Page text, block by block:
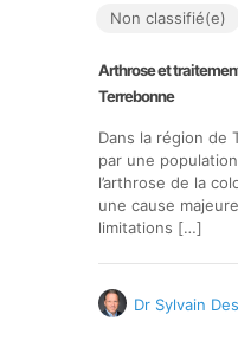
Non classifié(e)
Arthrose et
Terrebonne
Dans la région de
par une
l’arthrose de la
une cause
limitations […]
Dr Sylvain